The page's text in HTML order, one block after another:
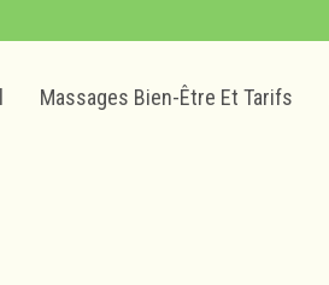
Massages Bien-Être Et Tarifs